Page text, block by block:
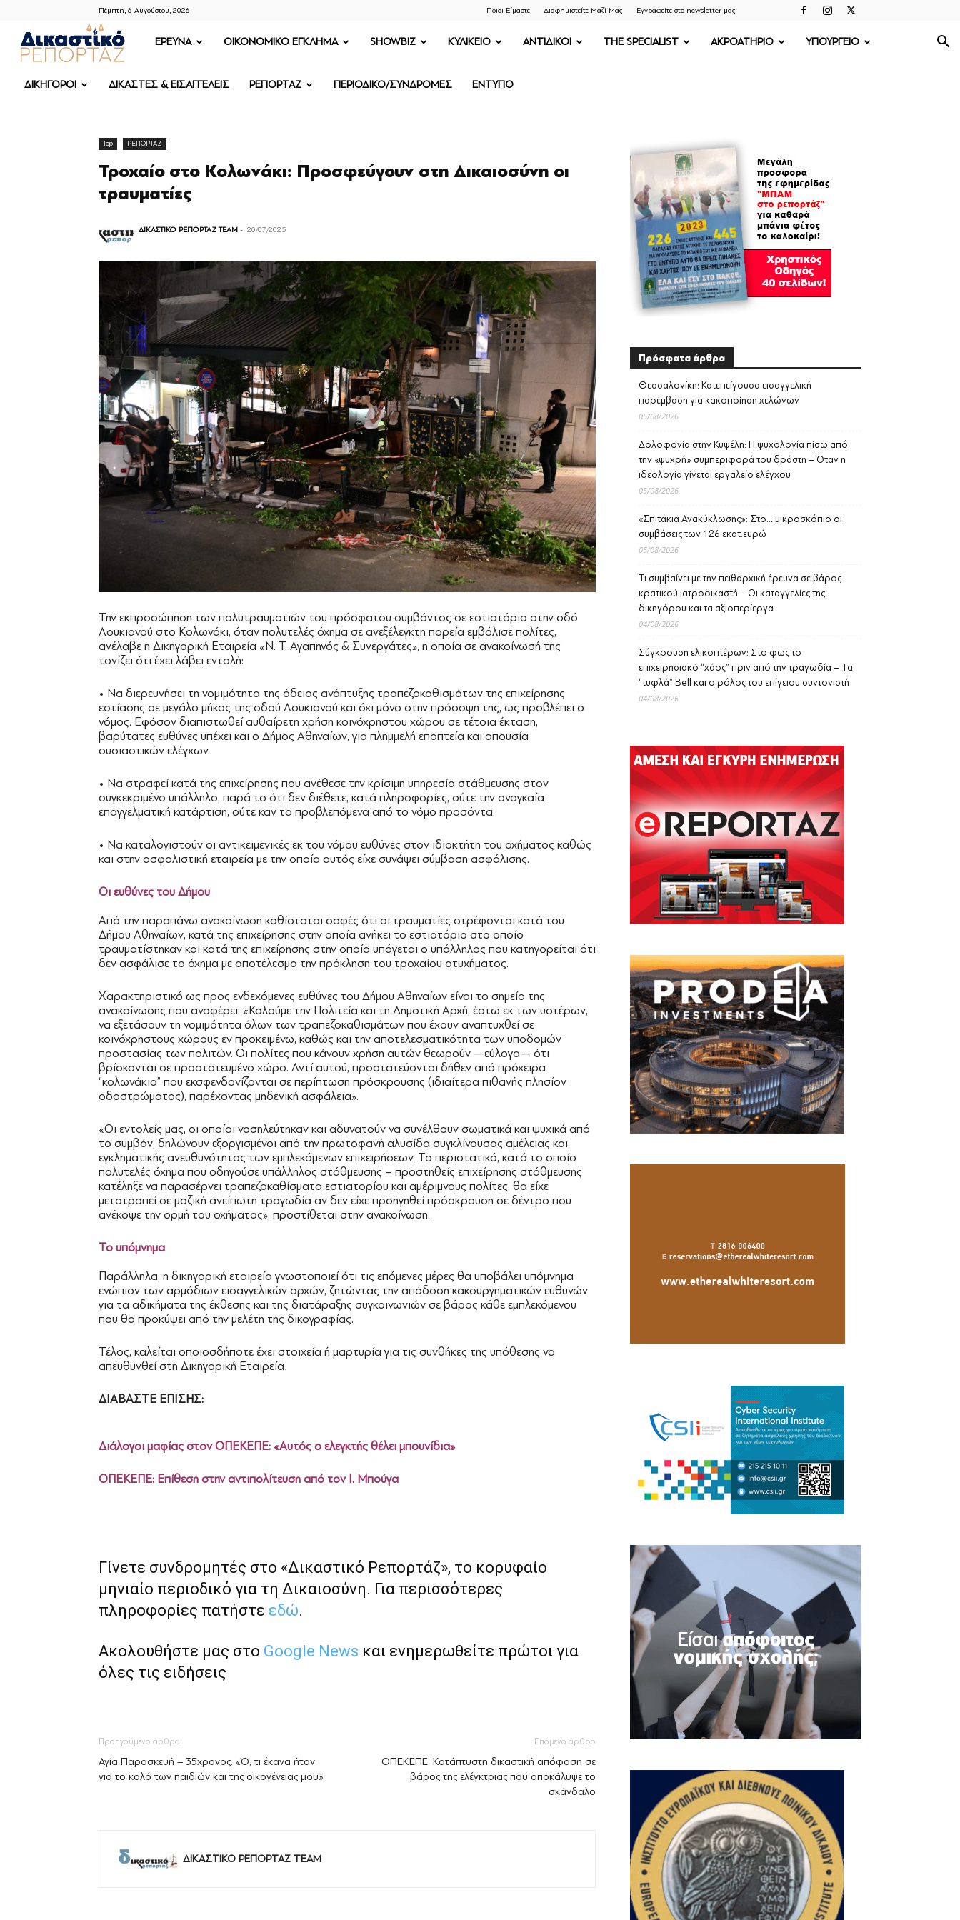
Πέμπτη, 6 Αυγούστου, 2026 Ποιοι Είμαστε Διαφημιστείτε Μαζί Μας Εγγραφείτε στο newsletter μας
ΔΙΚΑΣΤΙΚΟ
ΡΕΠΟΡΤΑΖ
ΕΡΕΥΝΑ OIKONOMIKO ΕΓΚΛΗΜΑ SHOWBIZ ΚΥΛΙΚΕΙΟ ΑΝΤΙΔΙΚΟΙ THE SPECIALIST ΑΚΡΟΑΤΗΡΙΟ ΥΠΟΥΡΓΕΙΟ
ΔΙΚΗΓΟΡΟΙ ΔΙΚΑΣΤΕΣ & ΕΙΣΑΓΓΕΛΕΙΣ ΡΕΠΟΡΤΑΖ ΠΕΡΙΟΔΙΚΟ/ΣΥΝΔΡΟΜΕΣ ΕΝΤΥΠΟ
Top ΡΕΠΟΡΤΑΖ
Τροχαίο στο Κολωνάκι: Προσφεύγουν στη Δικαιοσύνη οι
τραυματίες
ΔΙΚΑΣΤΙΚΟ ΡΕΠΟΡΤΑΖ TEAM - 20/07/2025
Την εκπροσώπηση των πολυτραυματιών του πρόσφατου συμβάντος σε εστιατόριο στην οδό
Λουκιανού στο Κολωνάκι, όταν πολυτελές όχημα σε ανεξέλεγκτη πορεία εμβόλισε πολίτες,
ανέλαβε η Δικηγορική Εταιρεία «Ν. Τ. Αγαπηνός & Συνεργάτες», η οποία σε ανακοίνωσή της
τονίζει ότι έχει λάβει εντολή:
• Να διερευνήσει τη νομιμότητα της άδειας ανάπτυξης τραπεζοκαθισμάτων της επιχείρησης
εστίασης σε μεγάλο μήκος της οδού Λουκιανού και όχι μόνο στην πρόσοψη της, ως προβλέπει ο
νόμος. Εφόσον διαπιστωθεί αυθαίρετη χρήση κοινόχρηστου χώρου σε τέτοια έκταση,
βαρύτατες ευθύνες υπέχει και ο Δήμος Αθηναίων, για πλημμελή εποπτεία και απουσία
ουσιαστικών ελέγχων.
• Να στραφεί κατά της επιχείρησης που ανέθεσε την κρίσιμη υπηρεσία στάθμευσης στον
συγκεκριμένο υπάλληλο, παρά το ότι δεν διέθετε, κατά πληροφορίες, ούτε την αναγκαία
επαγγελματική κατάρτιση, ούτε καν τα προβλεπόμενα από το νόμο προσόντα.
• Να καταλογιστούν οι αντικειμενικές εκ του νόμου ευθύνες στον ιδιοκτήτη του οχήματος καθώς
και στην ασφαλιστική εταιρεία με την οποία αυτός είχε συνάψει σύμβαση ασφάλισης.
Οι ευθύνες του Δήμου
Από την παραπάνω ανακοίνωση καθίσταται σαφές ότι οι τραυματίες στρέφονται κατά του
Δήμου Αθηναίων, κατά της επιχείρησης στην οποία ανήκει το εστιατόριο στο οποίο
τραυματίστηκαν και κατά της επιχείρησης στην οποία υπάγεται ο υπάλληλος που κατηγορείται ότι
δεν ασφάλισε το όχημα με αποτέλεσμα την πρόκληση του τροχαίου ατυχήματος.
Χαρακτηριστικό ως προς ενδεχόμενες ευθύνες του Δήμου Αθηναίων είναι το σημείο της
ανακοίνωσης που αναφέρει: «Καλούμε την Πολιτεία και τη Δημοτική Αρχή, έστω εκ των υστέρων,
να εξετάσουν τη νομιμότητα όλων των τραπεζοκαθισμάτων που έχουν αναπτυχθεί σε
κοινόχρηστους χώρους εν προκειμένω, καθώς και την αποτελεσματικότητα των υποδομών
προστασίας των πολιτών. Οι πολίτες που κάνουν χρήση αυτών θεωρούν —εύλογα— ότι
βρίσκονται σε προστατευμένο χώρο. Αντί αυτού, προστατεύονται δήθεν από πρόχειρα
“κολωνάκια” που εκσφενδονίζονται σε περίπτωση πρόσκρουσης (ιδιαίτερα πιθανής πλησίον
οδοστρώματος), παρέχοντας μηδενική ασφάλεια».
«Οι εντολείς μας, οι οποίοι νοσηλεύτηκαν και αδυνατούν να συνέλθουν σωματικά και ψυχικά από
το συμβάν, δηλώνουν εξοργισμένοι από την πρωτοφανή αλυσίδα συγκλίνουσας αμέλειας και
εγκληματικής ανευθυνότητας των εμπλεκόμενων επιχειρήσεων. Το περιστατικό, κατά το οποίο
πολυτελές όχημα που οδηγούσε υπάλληλος στάθμευσης – προστηθείς επιχείρησης στάθμευσης
κατέληξε να παρασέρνει τραπεζοκαθίσματα εστιατορίου και αμέριμνους πολίτες, θα είχε
μετατραπεί σε μαζική ανείπωτη τραγωδία αν δεν είχε προηγηθεί πρόσκρουση σε δέντρο που
ανέκοψε την ορμή του οχήματος», προστίθεται στην ανακοίνωση.
Το υπόμνημα
Παράλληλα, η δικηγορική εταιρεία γνωστοποιεί ότι τις επόμενες μέρες θα υποβάλει υπόμνημα
ενώπιον των αρμόδιων εισαγγελικών αρχών, ζητώντας την απόδοση κακουργηματικών ευθυνών
για τα αδικήματα της έκθεσης και της διατάραξης συγκοινωνιών σε βάρος κάθε εμπλεκόμενου
που θα προκύψει από την μελέτη της δικογραφίας.
Τέλος, καλείται οποιοσδήποτε έχει στοιχεία ή μαρτυρία για τις συνθήκες της υπόθεσης να
απευθυνθεί στη Δικηγορική Εταιρεία.
ΔΙΑΒΑΣΤΕ ΕΠΙΣΗΣ:
Διάλογοι μαφίας στον ΟΠΕΚΕΠΕ: «Αυτός ο ελεγκτής θέλει μπουνίδια»
ΟΠΕΚΕΠΕ: Επίθεση στην αντιπολίτευση από τον Ι. Μπούγα
Γίνετε συνδρομητές στο «Δικαστικό Ρεπορτάζ», το κορυφαίο
μηνιαίο περιοδικό για τη Δικαιοσύνη. Για περισσότερες
πληροφορίες πατήστε εδώ.
Ακολουθήστε μας στο Google News και ενημερωθείτε πρώτοι για
όλες τις ειδήσεις
Προηγούμενο άρθρο
Αγία Παρασκευή – 35χρονος: «Ό, τι έκανα ήταν
για το καλό των παιδιών και της οικογένειας μου»
Επόμενο άρθρο
ΟΠΕΚΕΠΕ: Κατάπτυστη δικαστική απόφαση σε
βάρος της ελέγκτριας που αποκάλυψε το
σκάνδαλο
ΔΙΚΑΣΤΙΚΟ ΡΕΠΟΡΤΑΖ TEAM
Πρόσφατα άρθρα
Θεσσαλονίκη: Κατεπείγουσα εισαγγελική
παρέμβαση για κακοποίηση χελώνων
05/08/2026
Δολοφονία στην Κυψέλη: Η ψυχολογία πίσω από
την «ψυχρή» συμπεριφορά του δράστη – Όταν η
ιδεολογία γίνεται εργαλείο ελέγχου
05/08/2026
«Σπιτάκια Ανακύκλωσης»: Στο… μικροσκόπιο οι
συμβάσεις των 126 εκατ.ευρώ
05/08/2026
Τι συμβαίνει με την πειθαρχική έρευνα σε βάρος
κρατικού ιατροδικαστή – Οι καταγγελίες της
δικηγόρου και τα αξιοπερίεργα
04/08/2026
Σύγκρουση ελικοπτέρων: Στο φως το
επιχειρησιακό “χάος” πριν από την τραγωδία – Τα
“τυφλά” Bell και ο ρόλος του επίγειου συντονιστή
04/08/2026